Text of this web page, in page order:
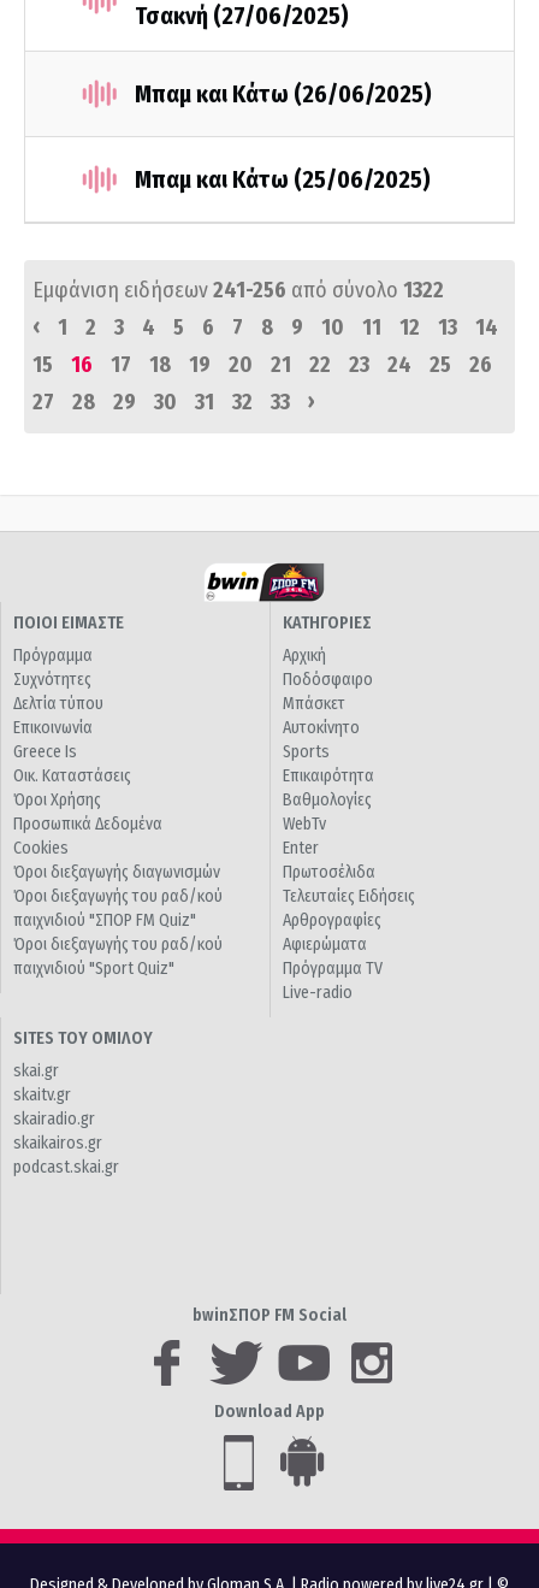
Τσακνή (27/06/2025)
Μπαμ και Κάτω (26/06/2025)
Μπαμ και Κάτω (25/06/2025)
Εμφάνιση ειδήσεων241-256 από σύνολο 1322
‹
1 2 3 4 5 6 7 8 9 10 11 12 13
14
15
16 17 18 19 20 21 22 23 24 25
26
27
28 29 30 31 32 33 ›
ΠΟΙΟΙ ΕΙΜΑΣΤΕ
Πρόγραμμα
Συχνότητες
Δελτία τύπου
Επικοινωνία
Greece Is
Οικ. Καταστάσεις
Όροι Χρήσης
Προσωπικά Δεδομένα
Cookies
Όροι διεξαγωγής διαγωνισμών
Όροι διεξαγωγής του ραδ/κού
παιχνιδιού "ΣΠΟΡ FM Quiz"
Όροι διεξαγωγής του ραδ/κού
παιχνιδιού "Sport Quiz"
ΚΑΤΗΓΟΡΙΕΣ
Αρχική
Ποδόσφαιρο
Μπάσκετ
Αυτοκίνητο
Sports
Επικαιρότητα
Βαθμολογίες
WebTv
Enter
Πρωτοσέλιδα
Τελευταίες Ειδήσεις
Αρθρογραφίες
Αφιερώματα
Πρόγραμμα TV
Live-radio
SITES ΤΟΥ ΟΜΙΛΟΥ
skai.gr
skaitv.gr
skairadio.gr
skaikairos.gr
podcast.skai.gr
bwinΣΠΟΡ FM Social
Download App